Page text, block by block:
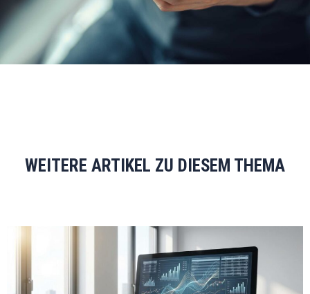
WEITERE ARTIKEL ZU DIESEM THEMA